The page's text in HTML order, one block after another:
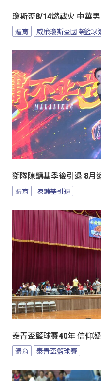
瓊斯盃8/14燃戰火 中華
體育 威廉瓊斯盃國際籃球
獅隊陳鏞基季後引退 8月
體育 陳鏞基引退
泰青盃籃球賽40年 信仰
體育 泰青盃籃球賽